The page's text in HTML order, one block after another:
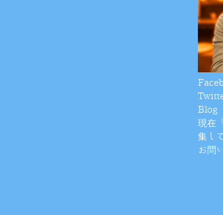
Blog
現在
集し
お問